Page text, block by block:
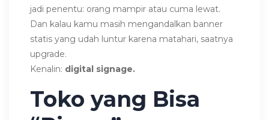
jadi penentu: orang mampir atau cuma lewat.
Dan kalau kamu masih mengandalkan banner
statis yang udah luntur karena matahari, saatnya
upgrade.
Kenalin: digital signage.
Toko yang Bisa